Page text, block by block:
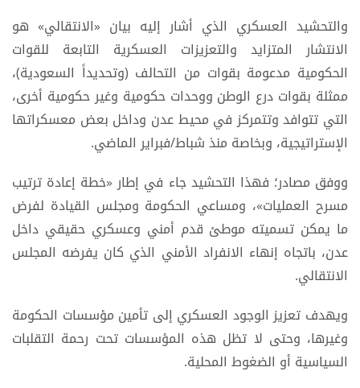
والتحشيد العسكري الذي أشار إليه بيان «الانتقالي» هو
الانتشار المتزايد والتعزيزات العسكرية التابعة للقوات
الحكومية مدعومة بقوات من التحالف (وتحديداً السعودية)،
ممثلة بقوات درع الوطن ووحدات حكومية وغير حكومية أخرى،
التي تتوافد وتتمركز في محيط عدن وداخل بعض معسكراتها
الإستراتيجية، وبخاصة منذ شباط/فبراير الماضي.
ووفق مصادر؛ فهذا التحشيد جاء في إطار «خطة إعادة ترتيب
مسرح العمليات»، ومساعي الحكومة ومجلس القيادة لفرض
ما يمكن تسميته موطئ قدم أمني وعسكري حقيقي داخل
عدن، باتجاه إنهاء الانفراد الأمني الذي كان يفرضه المجلس
الانتقالي.
ويهدف تعزيز الوجود العسكري إلى تأمين مؤسسات الحكومة
وغيرها، وحتى لا تظل هذه المؤسسات تحت رحمة التقلبات
السياسية أو الضغوط المحلية.